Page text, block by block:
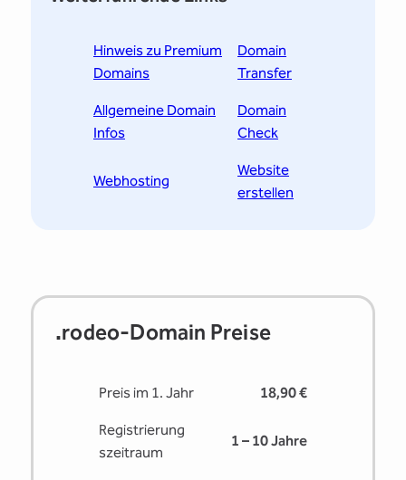
Hinweis zu Premium
Domains
Domain
Transfer
Allgemeine Domain
Infos
Domain
Check
Webhosting
Website
erstellen
.rodeo-Domain Preise
Preis im 1. Jahr 18,90 €
Registrierung
s­zeitraum
1 – 10 Jahre